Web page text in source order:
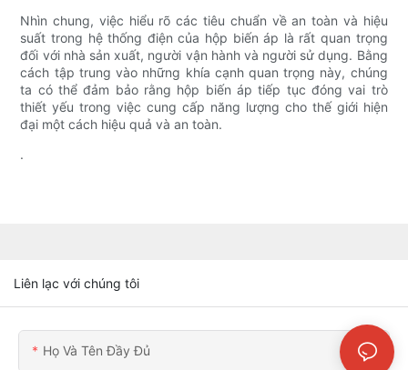
Nhìn chung, việc hiểu rõ các tiêu chuẩn về an toàn và hiệu
suất trong hệ thống điện của hộp biến áp là rất quan trọng
đối với nhà sản xuất, người vận hành và người sử dụng. Bằng
cách tập trung vào những khía cạnh quan trọng này, chúng
ta có thể đảm bảo rằng hộp biến áp tiếp tục đóng vai trò
thiết yếu trong việc cung cấp năng lượng cho thế giới hiện
đại một cách hiệu quả và an toàn.
.
Liên lạc với chúng tôi
Họ Và Tên Đầy Đủ